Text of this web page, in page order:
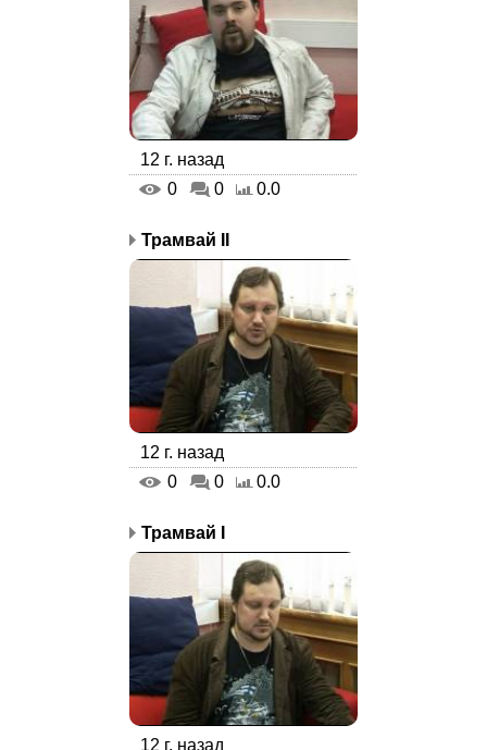
12 г. назад
0
0 0.0
Трамвай II
12 г. назад
0
0 0.0
Трамвай I
12 г. назад